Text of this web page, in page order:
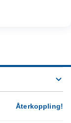
Återkoppling!